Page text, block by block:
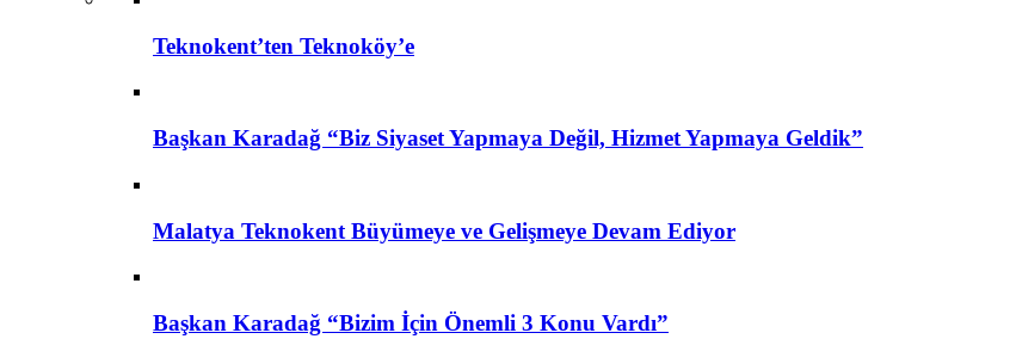
Teknokent’ten Teknoköy’e
Başkan Karadağ “Biz Siyaset Yapmaya Değil, Hizmet Yapmaya Geldik”
Malatya Teknokent Büyümeye ve Gelişmeye Devam Ediyor
Başkan Karadağ “Bizim İçin Önemli 3 Konu Vardı”